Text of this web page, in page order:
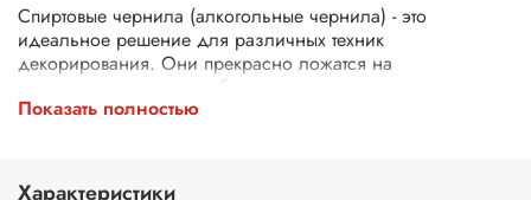
Спиртовые чернила (алкогольные чернила) - это
идеальное решение для различных техник
декорирования. Они прекрасно ложатся на
синтетическую гладкую бумагу, специально
предназначенную для чернил для рисования. Эти
создавать новые оттенки.
Показать полностью
Характеристики